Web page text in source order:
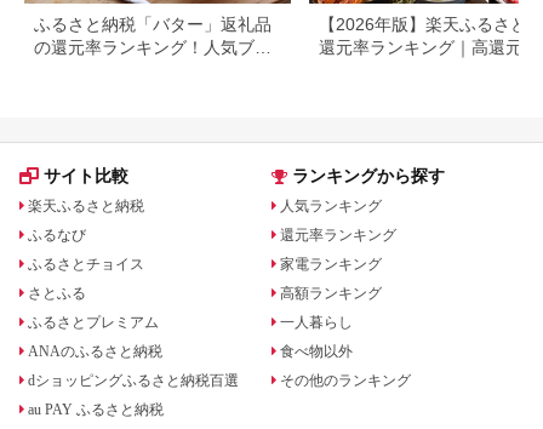
ふるさと納税「バター」返礼品
の還元率ランキング！人気ブラ
【2026年版】楽天ふるさと
還元率ランキング｜高還元率
サイト比較
楽天ふるさと納税
ふるなび
ふるさとチョイス
さとふる
ふるさとプレミアム
ANAのふるさと納税
dショッピングふるさと納税百選
au PAY ふるさと納税
ランキングから探す
人気ランキング
還元率ランキング
家電ランキング
高額ランキング
一人暮らし
食べ物以外
その他のランキング